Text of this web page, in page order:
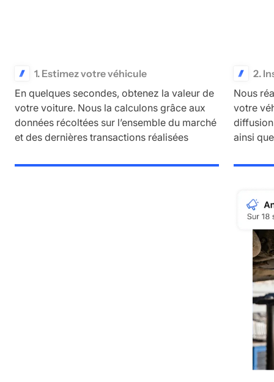
1. Estimez votre véhicule
En quelques secondes, obtenez la valeur de
votre voiture. Nous la calculons grâce aux
données récoltées sur l’ensemble du marché
et des dernières transactions réalisées
2.
Nous
votre
ainsi